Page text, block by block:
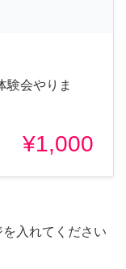
験会やりま
¥1,000
入れてください